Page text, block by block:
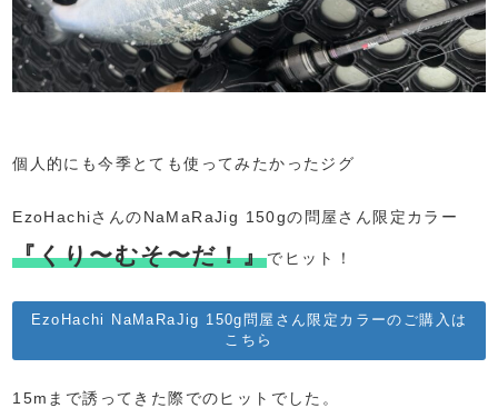
個人的にも今季とても使ってみたかったジグ
EzoHachiさんのNaMaRaJig 150gの問屋さん限定カラー
『くり〜むそ〜だ！』でヒット！
EzoHachi NaMaRaJig 150g問屋さん限定カラーのご購入は
こちら
15mまで誘ってきた際でのヒットでした。